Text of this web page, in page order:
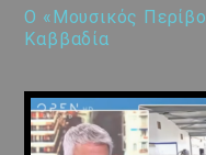
Ο «Μουσικός
Καββαδία